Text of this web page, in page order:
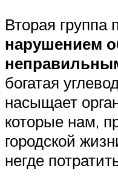
Вторая группа
нарушением
богатая
насыщает
которые нам,
городской
негде